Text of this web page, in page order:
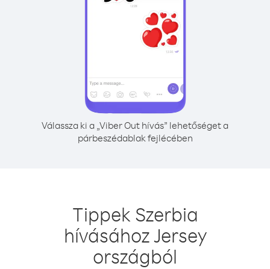
Válassza ki a „Viber Out hívás” lehetőséget a
párbeszédablak fejlécében
Tippek Szerbia
hívásához Jersey
országból